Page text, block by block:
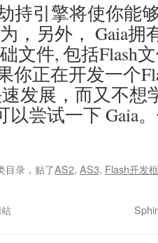
持引擎将使你能
，另外， Gaia拥
文件, 包括Flash
你正在开发一个
发展，而又不想
以尝试一下 Gaia
目录，贴了AS2, AS3, Flash开发